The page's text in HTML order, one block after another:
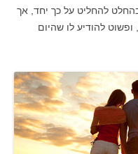
להחליט על כך יחד, אך
להודיע לו שהיום